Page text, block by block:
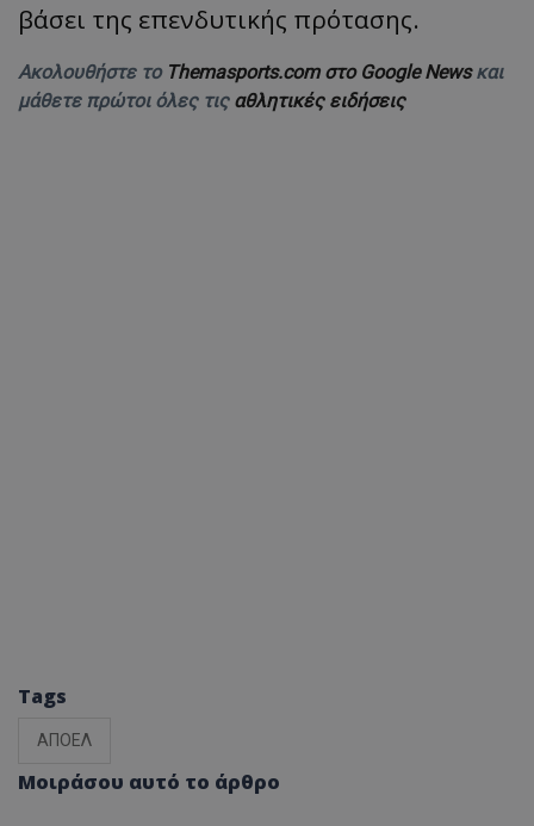
βάσει της επενδυτικής πρότασης.
Ακολουθήστε το Themasports.com στο Google Newsκαι
μάθετε πρώτοι όλες τις αθλητικές ειδήσεις
Tags
ΑΠΟΕΛ
Μοιράσου αυτό το άρθρο